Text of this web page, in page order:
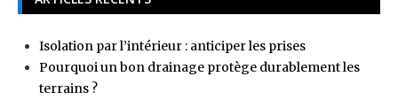
Isolation par l’intérieur : anticiper les prises
Pourquoi un bon drainage protège durablement les
terrains ?